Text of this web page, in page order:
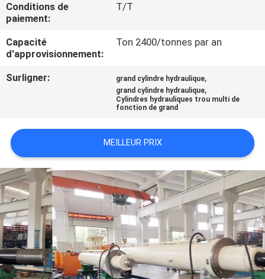
DE
L'USINE
CONTRÔLE
QUALITÉ
NOUS
CONTACTER
DEMANDEZ
UN DEVIS
Conditions de
paiement:
T/T
Capacité
d'approvisionnement:
Ton 2400/tonnes par an
Surligner: grand cylindre hydraulique,
grand cylindre hydraulique,
Cylindres hydrauliques trou multi de
fonction de grand
MEILLEUR PRIX